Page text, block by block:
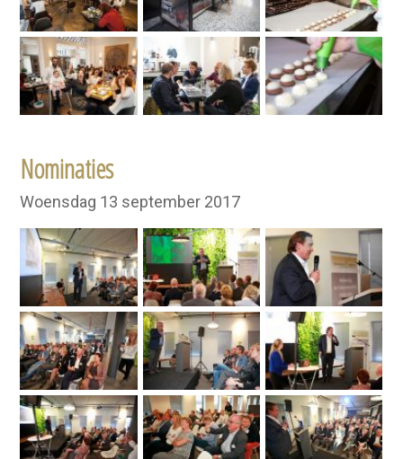
Nominaties
Woensdag 13 september 2017